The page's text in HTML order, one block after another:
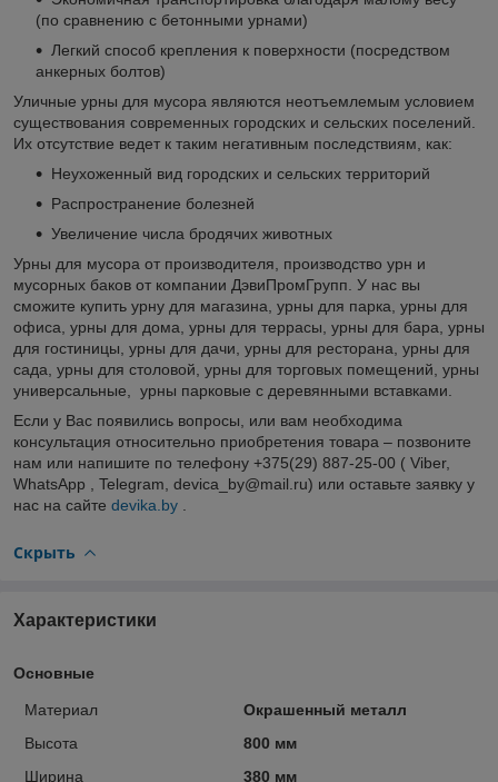
(по сравнению с бетонными урнами)
Легкий способ крепления к поверхности (посредством
анкерных болтов)
Уличные урны для мусора являются неотъемлемым условием
существования современных городских и сельских поселений.
Их отсутствие ведет к таким негативным последствиям, как:
Неухоженный вид городских и сельских территорий
Распространение болезней
Увеличение числа бродячих животных
Урны для мусора от производителя, производство урн и
мусорных баков от компании ДэвиПромГрупп. У нас вы
сможите купить урну для магазина, урны для парка, урны для
офиса, урны для дома, урны для террасы, урны для бара, урны
для гостиницы, урны для дачи, урны для ресторана, урны для
сада, урны для столовой, урны для торговых помещений, урны
универсальные, урны парковые с деревянными вставками.
Если у Вас появились вопросы, или вам необходима
консультация относительно приобретения товара – позвоните
нам или напишите по телефону +375(29) 887-25-00 ( Viber,
WhatsApp , Telegram, devica_by@mail.ru) или оставьте заявку у
нас на сайте devika.by
Скрыть
Характеристики
Основные
Материал
Окрашенный металл
Высота
800 мм
Ширина
380 мм